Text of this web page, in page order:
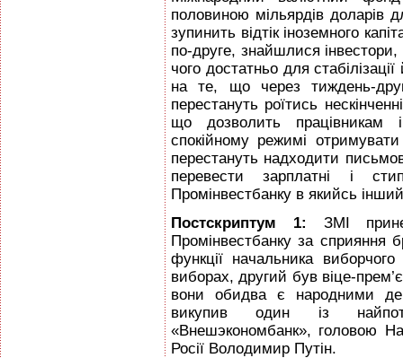
половиною мільярдів доларів
зупинить відтік іноземного
по-друге, знайшлися інвестори,
чого достатньо для
на те, що через тиждень-
перестануть роїтись
що дозволить працівникам
спокійному режимі
перестануть надходити
перевести зарплатні і
Промінвестбанку в якийсь
Постскриптум 1: ЗМІ
Промінвестбанку за сприяння
функції начальника
виборах, другий був віце-
вони обидва є народними
викупив один із
«Внешэкономбанк», головою
Росії Володимир Путін.